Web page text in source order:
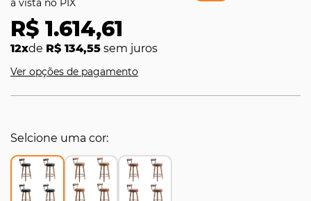
R$ 1.614,61
12xde R$ 134,55 sem juros
Ver opções de pagamento
Selcione uma cor